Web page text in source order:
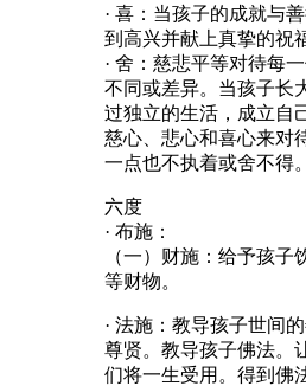
· 喜：当孩子的成就与
到高兴并献上真挚的祝
· 舍：慈悲平等对待每
不同或差异。当孩子长
过独立的生活，成立自
慈心、悲心和喜心来对
一点也不执着或舍不得。
六度
· 布施：
（一）财施：给予孩
等财物。
· 法施：教导孩子世间
尊贤。教导孩子佛法。
们将一生受用。得到佛